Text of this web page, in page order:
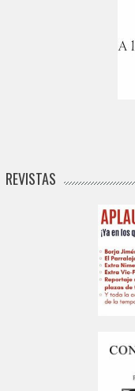
REVISTAS